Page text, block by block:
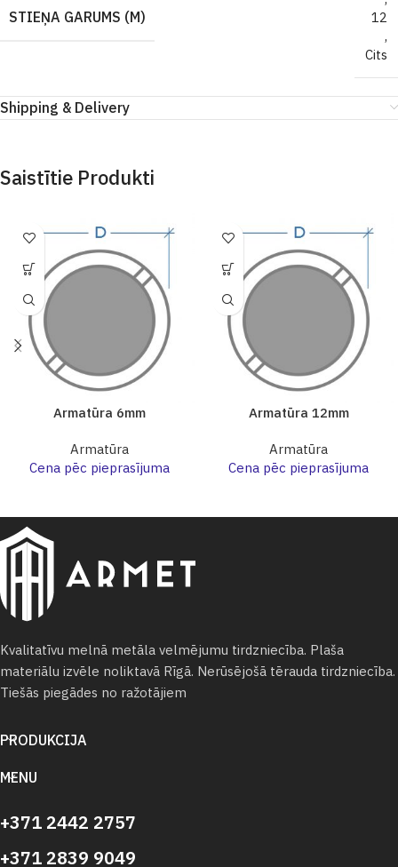
STIEŅA GARUMS (M)
12
,
Cits
Shipping & Delivery
Saistītie Produkti
Armatūra 6mm
Armatūra
Cena pēc pieprasījuma
Armatūra 12mm
Armatūra
Cena pēc pieprasījuma
Kvalitatīvu melnā metāla velmējumu tirdzniecība. Plaša
materiālu izvēle noliktavā Rīgā. Nerūsējošā tērauda tirdzniecība.
Tiešās piegādes no ražotājiem
PRODUKCIJA
MENU
+371 2442 2757
+371 2839 9049